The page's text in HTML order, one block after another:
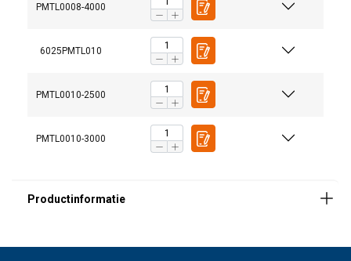
PMTL0008-4000
6025PMTL010
PMTL0010-2500
PMTL0010-3000